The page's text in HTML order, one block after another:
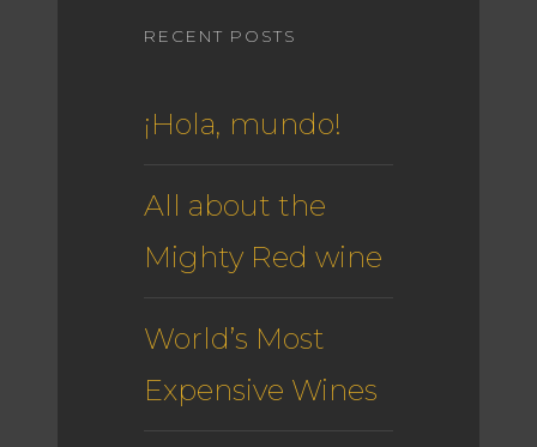
RECENT POSTS
¡Hola, mundo!
All about the
Mighty Red wine
World’s Most
Expensive Wines